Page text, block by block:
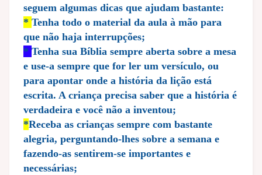
seguem algumas dicas que ajudam bastante:
* Tenha todo o material da aula à mão para
que não haja interrupções;
* Tenha sua Bíblia sempre aberta sobre a mesa
e use-a sempre que for ler um versículo, ou
para apontar onde a história da lição está
escrita. A criança precisa saber que a história é
verdadeira e você não a inventou;
*Receba as crianças sempre com bastante
alegria, perguntando-lhes sobre a semana e
fazendo-as sentirem-se importantes e
necessárias;